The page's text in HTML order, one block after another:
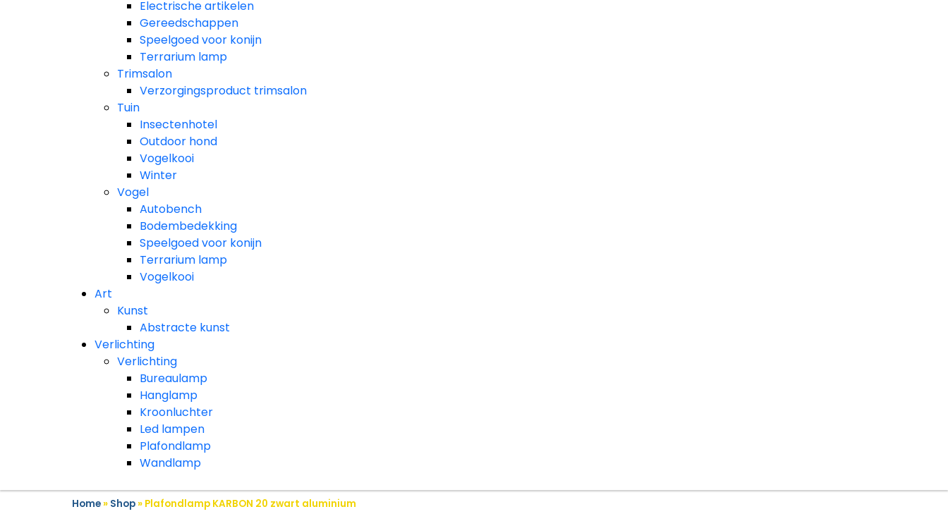
Electrische artikelen
Gereedschappen
Speelgoed voor konijn
Terrarium lamp
Trimsalon
Verzorgingsproduct trimsalon
Tuin
Insectenhotel
Outdoor hond
Vogelkooi
Winter
Vogel
Autobench
Bodembedekking
Speelgoed voor konijn
Terrarium lamp
Vogelkooi
Art
Kunst
Abstracte kunst
Verlichting
Verlichting
Bureaulamp
Hanglamp
Kroonluchter
Led lampen
Plafondlamp
Wandlamp
Home» Shop» Plafondlamp KARBON 20 zwart aluminium